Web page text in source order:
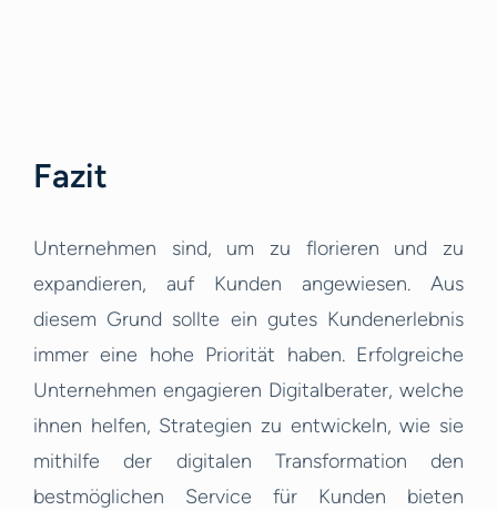
Fazit
Unternehmen sind, um zu florieren und zu
expandieren, auf Kunden angewiesen. Aus
diesem Grund sollte ein gutes Kundenerlebnis
immer eine hohe Priorität haben. Erfolgreiche
Unternehmen engagieren Digitalberater, welche
ihnen helfen, Strategien zu entwickeln, wie sie
mithilfe der digitalen Transformation den
bestmöglichen Service für Kunden bieten